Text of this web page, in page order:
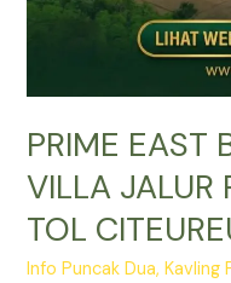
PRIME EAST
VILLA JALUR
TOL
Info Puncak Dua,Kavling